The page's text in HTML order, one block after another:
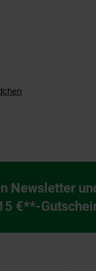
Newsletter
€**-